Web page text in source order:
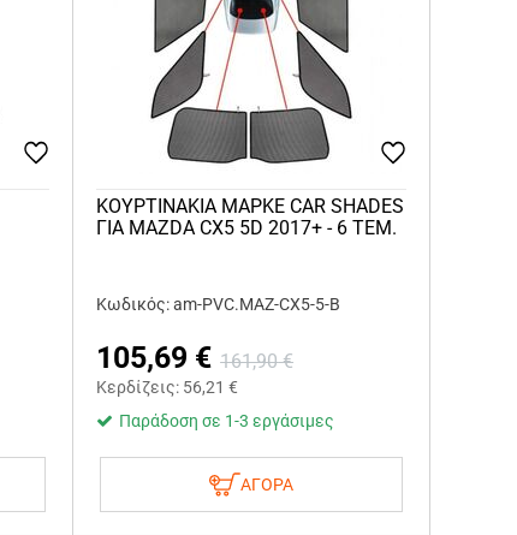
ΚΟΥΡΤΙΝΑΚΙΑ ΜΑΡΚΕ CAR SHADES
ΓΙΑ MAZDA CX5 5D 2017+ - 6 ΤΕΜ.
Κωδικός: am-PVC.MAZ-CX5-5-B
105,69 € 161,90 €
Κερδίζεις: 56,21 €
Παράδοση σε 1-3 εργάσιμες
ΑΓΟΡΑ